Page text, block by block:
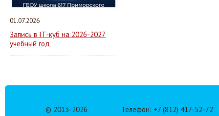
01.07.2026
Запись в IT-куб на 2026-2027
учебный год
© 2013-2026 Телефон: +7 (812) 417-52-72